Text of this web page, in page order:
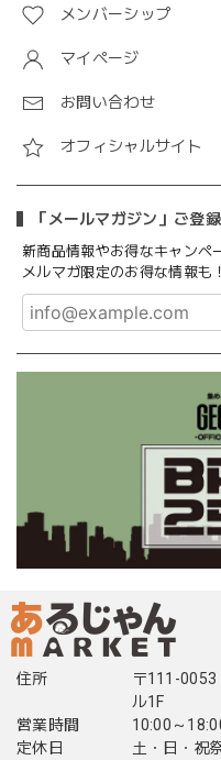
メンバーシップ
マイページ
お問い合わせ
オフィシャルサイト
「メールマガジン」ご登
新商品情報やお得なキャンペ
メルマガ限定のお得な情報も
住所
〒111-0053
ル1F
営業時間
10:00～
定休日
土・日・祝